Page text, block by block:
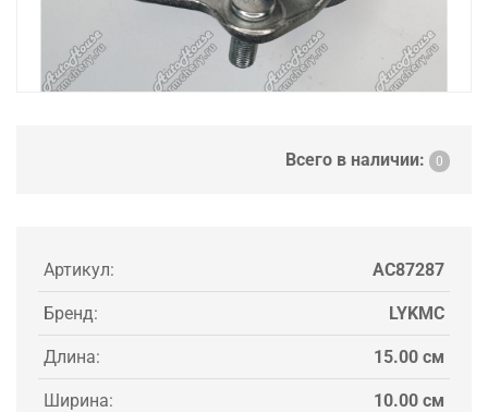
Всего в наличии: 0
Артикул: AC87287
Бренд: LYKMC
Длина: 15.00 см
Ширина: 10.00 см